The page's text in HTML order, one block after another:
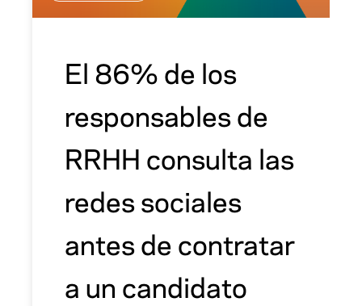
El 86% de los
responsables de
RRHH consulta las
redes sociales
antes de contratar
a un candidato